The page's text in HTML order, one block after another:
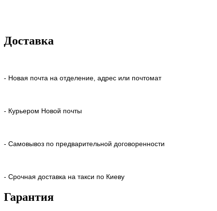
Доставка
- Новая почта на отделение, адрес или почтомат
- Курьером Новой почты
- Самовывоз по предварительной договоренности
- Срочная доставка на такси по Киеву
Гарантия